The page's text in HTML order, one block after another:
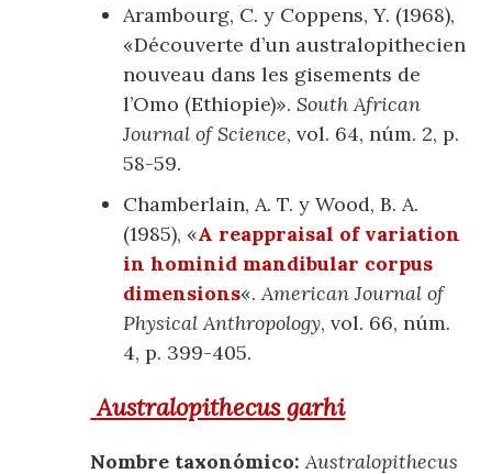
Arambourg, C. y Coppens, Y. (1968),
«Découverte d’un australopithecien
nouveau dans les gisements de
l’Omo (Ethiopie)».South African
Journal of Science, vol. 64, núm. 2, p.
58-59.
Chamberlain, A. T. y Wood, B. A.
(1985), «A reappraisal of variation
in hominid mandibular corpus
dimensions«. American Journal of
Physical Anthropology, vol. 66, núm.
4, p. 399-405.
Australopithecus garhi
Nombre taxonómico: Australopithecus